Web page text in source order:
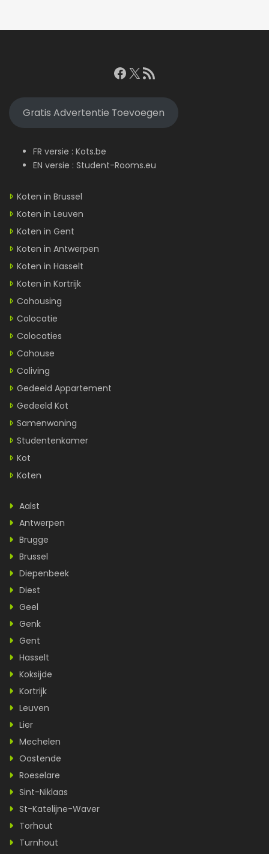
Facebook
X RSS feed
Gratis Advertentie Toevoegen
FR versie : Kots.be
EN versie : Student-Rooms.eu
Koten in Brussel
Koten in Leuven
Koten in Gent
Koten in Antwerpen
Koten in Hasselt
Koten in Kortrijk
Cohousing
Colocatie
Colocaties
Cohouse
Coliving
Gedeeld Appartement
Gedeeld Kot
Samenwoning
Studentenkamer
Kot
Koten
Aalst
Antwerpen
Brugge
Brussel
Diepenbeek
Diest
Geel
Genk
Gent
Hasselt
Koksijde
Kortrijk
Leuven
Lier
Mechelen
Oostende
Roeselare
Sint-Niklaas
St-Katelijne-Waver
Torhout
Turnhout